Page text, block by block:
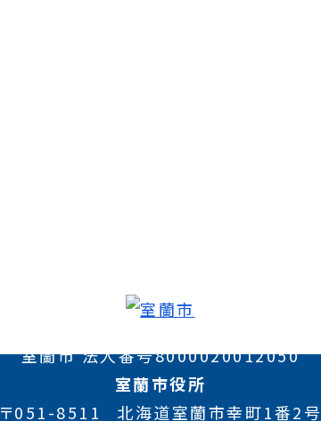
室蘭市 法人番号8000020012050
室蘭市役所
〒051-8511
北海道室蘭市幸町1番2号